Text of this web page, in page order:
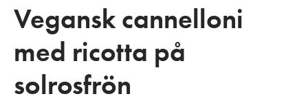
Vegansk cannelloni
med ricotta på
solrosfrön